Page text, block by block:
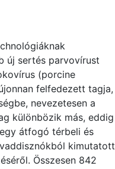
új sertés parvovírust
(porcine
felfedezett tagja,
nevezetesen a
különbözik más, eddig
átfogó térbeli és
kimutatott
Összesen 842